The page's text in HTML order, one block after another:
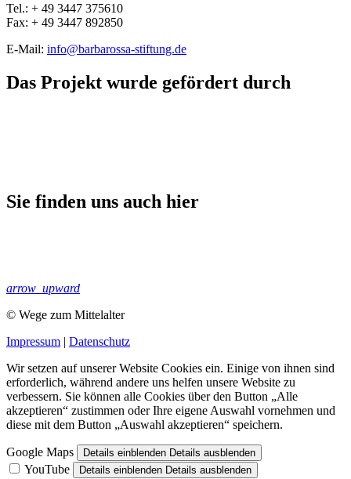
Tel.: + 49 3447 375610
Fax: + 49 3447 892850
E-Mail: info@barbarossa-stiftung.de
Das Projekt wurde gefördert durch
Sie finden uns auch hier
arrow_upward
© Wege zum Mittelalter
Impressum | Datenschutz
Wir setzen auf unserer Website Cookies ein. Einige von ihnen sind
erforderlich, während andere uns helfen unsere Website zu
verbessern. Sie können alle Cookies über den Button „Alle
akzeptieren“ zustimmen oder Ihre eigene Auswahl vornehmen und
diese mit dem Button „Auswahl akzeptieren“ speichern.
Google Maps Details einblenden Details ausblenden
YouTube Details einblenden Details ausblenden